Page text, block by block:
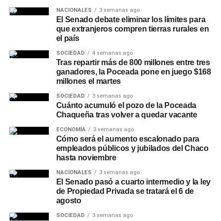
mensaje deseando que la Asociación Italiana siga
escribiendo su historia junto a toda la comunidad de
NACIONALES 3 semanas ago
El Senado debate eliminar los límites para
que extranjeros compren tierras rurales en
el país
SOCIEDAD 4 semanas ago
Tras repartir más de 800 millones entre tres
ganadores, la Poceada pone en juego $168
millones el martes
SOCIEDAD 3 semanas ago
Cuánto acumuló el pozo de la Poceada
Chaqueña tras volver a quedar vacante
ECONOMÍA 3 semanas ago
Cómo será el aumento escalonado para
empleados públicos y jubilados del Chaco
hasta noviembre
NACIONALES 3 semanas ago
El Senado pasó a cuarto intermedio y la ley
de Propiedad Privada se tratará el 6 de
agosto
SOCIEDAD 3 semanas ago